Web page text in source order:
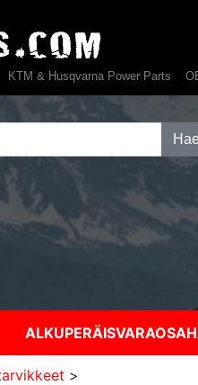
KTM & Husqvarna Power Parts
>